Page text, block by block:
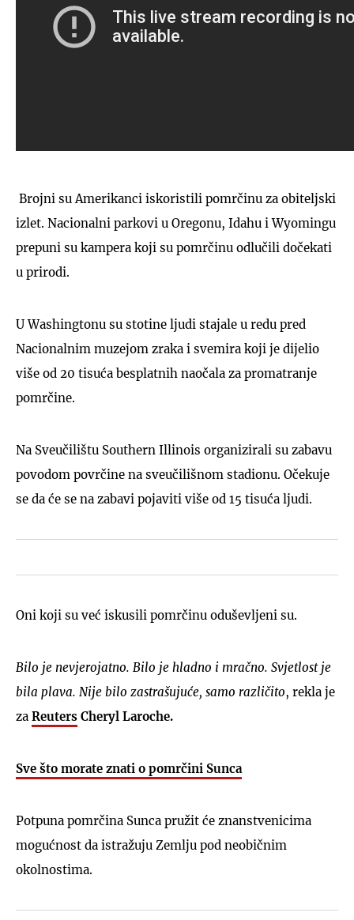
Brojni su Amerikanci iskoristili pomrčinu za obiteljski
izlet. Nacionalni parkovi u Oregonu, Idahu i Wyomingu
prepuni su kampera koji su pomrčinu odlučili dočekati
u prirodi.
U Washingtonu su stotine ljudi stajale u redu pred
Nacionalnim muzejom zraka i svemira koji je dijelio
više od 20 tisuća besplatnih naočala za promatranje
pomrčine.
Na Sveučilištu Southern Illinois organizirali su zabavu
povodom povrčine na sveučilišnom stadionu. Očekuje
se da će se na zabavi pojaviti više od 15 tisuća ljudi.
Oni koji su već iskusili pomrčinu oduševljeni su.
Bilo je nevjerojatno. Bilo je hladno i mračno. Svjetlost je
bila plava. Nije bilo zastrašujuće, samo različito, rekla je
za Reuters Cheryl Laroche.
Sve što morate znati o pomrčini Sunca
Potpuna pomrčina Sunca pružit će znanstvenicima
mogućnost da istražuju Zemlju pod neobičnim
okolnostima.